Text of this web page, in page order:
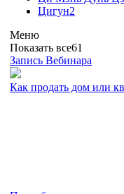
Цигун2
Меню
Показать все61
Запись Вебинара
Как продать дом или